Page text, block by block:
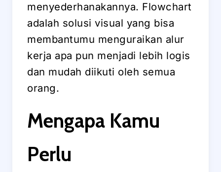
menyederhanakannya. Flowchart
adalah solusi visual yang bisa
membantumu menguraikan alur
kerja apa pun menjadi lebih logis
dan mudah diikuti oleh semua
orang.
Mengapa Kamu
Perlu